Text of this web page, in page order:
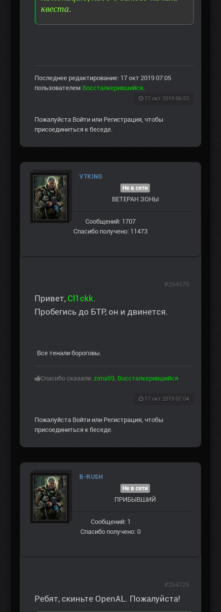
квеста.
Последнее редактирование: 17 окт 2019 07:05
пользователем Воссталкерившийся.
17 окт 2019 06:53
Пожалуйста Войти или Регистрация, чтобы
присоединиться к беседе.
V7KING
Не в сети
ВЕТЕРАН ЗOНЫ
Сообщений: 1707
Спасибо получено: 11473
Привет, Cl1ckk.
Пробегись до БТР, он и двинется.
Все тенали бороговы.
Спасибо сказали: zima59, Воссталкерившийся
17 окт 2019 07:04
#264670
Пожалуйста Войти или Регистрация, чтобы
присоединиться к беседе.
B-RUSH
Не в сети
ПРИБЫВШИЙ
Сообщений: 1
Спасибо получено: 0
Ребят, скиньте OpenAL. Пожалуйста!
#264725